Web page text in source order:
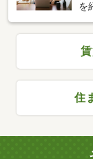
を
住